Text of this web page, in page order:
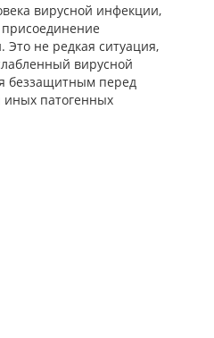
вирусной инфекции,
не редкая ситуация,
вирусной
беззащитным перед
иных патогенных